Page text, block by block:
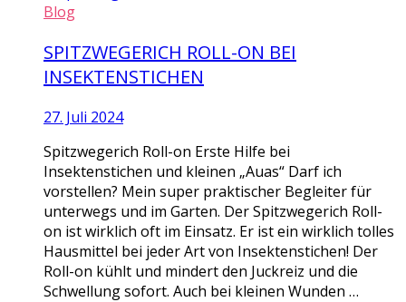
Blog
SPITZWEGERICH ROLL-ON BEI
INSEKTENSTICHEN
27. Juli 2024
Spitzwegerich Roll-on Erste Hilfe bei
Insektenstichen und kleinen „Auas“ Darf ich
vorstellen? Mein super praktischer Begleiter für
unterwegs und im Garten. Der Spitzwegerich Roll-
on ist wirklich oft im Einsatz. Er ist ein wirklich tolles
Hausmittel bei jeder Art von Insektenstichen! Der
Roll-on kühlt und mindert den Juckreiz und die
Schwellung sofort. Auch bei kleinen Wunden …